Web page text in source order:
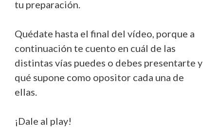
tu preparación.
Quédate hasta el final del vídeo, porque a
continuación te cuento en cuál de las
distintas vías puedes o debes presentarte y
qué supone como opositor cada una de
ellas.
¡Dale al play!